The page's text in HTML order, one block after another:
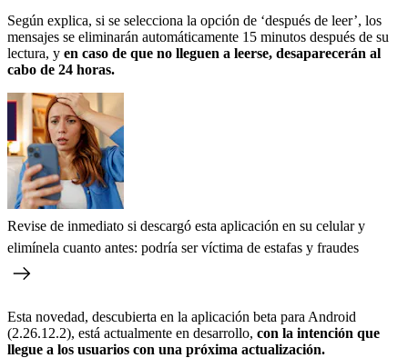
Según explica, si se selecciona la opción de ‘después de leer’, los
mensajes se eliminarán automáticamente 15 minutos después de su
lectura, y en caso de que no lleguen a leerse, desaparecerán al
cabo de 24 horas.
Revise de inmediato si descargó esta aplicación en su celular y
elimínela cuanto antes: podría ser víctima de estafas y fraudes
Esta novedad, descubierta en la aplicación beta para Android
(2.26.12.2), está actualmente en desarrollo, con la intención que
llegue a los usuarios con una próxima actualización.